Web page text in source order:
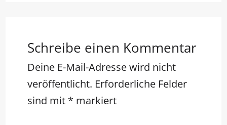
Schreibe einen Kommentar
Deine E-Mail-Adresse wird nicht
veröffentlicht. Erforderliche Felder
sind mit * markiert